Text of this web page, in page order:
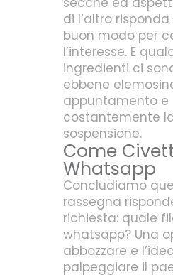
di l’altro
buon modo per
l’interesse. E
ingredienti ci
ebbene
appuntamento e
costantemente
sospensione.
Come
Whatsapp
Concludiamo
rassegna
richiesta: quale
whatsapp? Una
abbozzare e
palpeggiare il